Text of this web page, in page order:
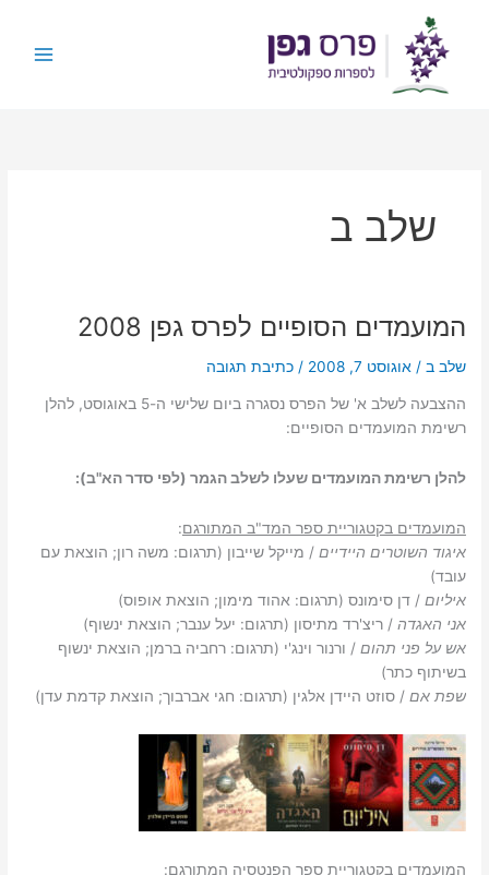
שלב ב
המועמדים הסופיים לפרס גפן 2008
שלב ב /אוגוסט 7, 2008 /כתיבת תגובה
ההצבעה לשלב א' של הפרס נסגרה ביום שלישי ה-5 באוגוסט, להלן
רשימת המועמדים הסופיים:
להלן רשימת המועמדים שעלו לשלב הגמר (לפי סדר הא"ב):
המועמדים בקטגוריית ספר המד"ב המתורגם:
איגוד השוטרים היידיים / מייקל שייבון (תרגום: משה רון; הוצאת עם
עובד)
איליום / דן סימונס (תרגום: אהוד מימון; הוצאת אופוס)
אני האגדה / ריצ'רד מתיסון (תרגום: יעל ענבר; הוצאת ינשוף)
אש על פני תהום / ורנור וינג'י (תרגום: רחביה ברמן; הוצאת ינשוף
בשיתוף כתר)
שפת אם / סוזט היידן אלגין (תרגום: חגי אברבוך; הוצאת קדמת עדן)
המועמדים בקטגוריית ספר הפנטסיה המתורגם: